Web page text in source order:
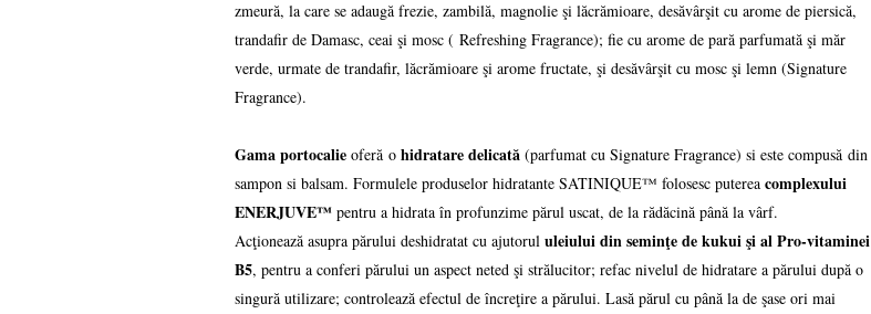
zmeură, la care se adaugă frezie, zambilă, magnolie şi lăcrămioare, desăvârşit cu arome de piersică,
trandafir de Damasc, ceai şi mosc ( Refreshing Fragrance); fie cu arome de pară parfumată şi măr
verde, urmate de trandafir, lăcrămioare şi arome fructate, şi desăvârşit cu mosc şi lemn (Signature
Fragrance).
Gama portocalie oferă o hidratare delicată (parfumat cu Signature Fragrance) si este compusă din
sampon si balsam. Formulele produselor hidratante SATINIQUE™ folosesc puterea complexului
ENERJUVE™ pentru a hidrata în profunzime părul uscat, de la rădăcină până la vârf.
Acţionează asupra părului deshidratat cu ajutorul uleiului din seminţe de kukui şi al Pro-vitaminei
B5, pentru a conferi părului un aspect neted şi strălucitor; refac nivelul de hidratare a părului după o
singură utilizare; controlează efectul de încreţire a părului. Lasă părul cu până la de şase ori mai